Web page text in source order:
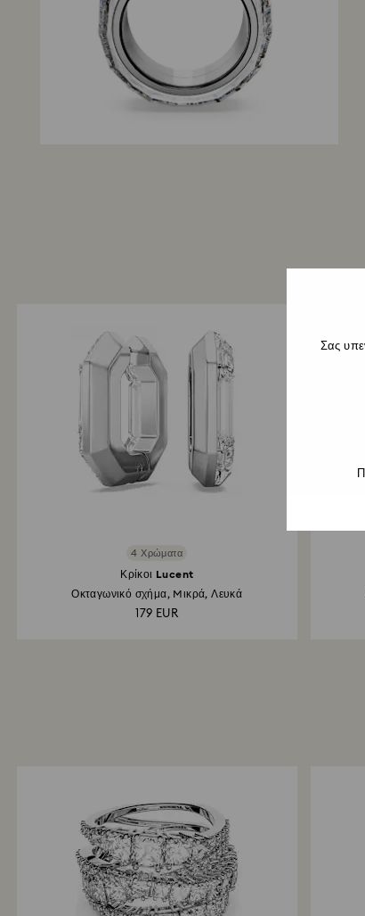
4 Χρώματα
Κρίκοι Lucent
Οκταγωνικό σχήμα, Mικρά, Λευκά
179 EUR
Σας